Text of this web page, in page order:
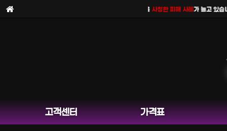
사칭한 피해 사례가 늘고 있습니다.
고객센터 가격표